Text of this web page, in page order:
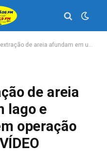
afundam em um lago e Bombeiros fazem operação para retirá-las; VÍDEO
de areia
lago e
operação